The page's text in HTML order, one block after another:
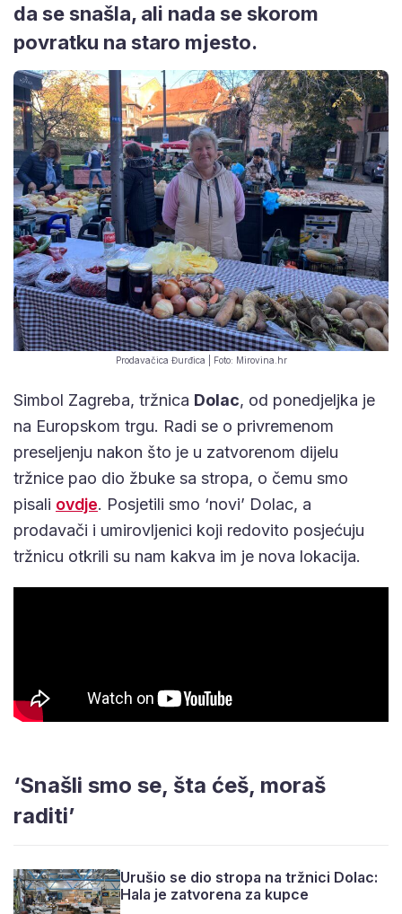
da se snašla, ali nada se skorom
povratku na staro mjesto.
Prodavačica Đurđica | Foto: Mirovina.hr
Simbol Zagreba, tržnica Dolac, od ponedjeljka je
na Europskom trgu. Radi se o privremenom
preseljenju nakon što je u zatvorenom dijelu
tržnice pao dio žbuke sa stropa, o čemu smo
pisali ovdje. Posjetili smo ‘novi’ Dolac, a
prodavači i umirovljenici koji redovito posjećuju
tržnicu otkrili su nam kakva im je nova lokacija.
‘Snašli smo se, šta ćeš, moraš
raditi’
Urušio se dio stropa na tržnici Dolac:
Hala je zatvorena za kupce